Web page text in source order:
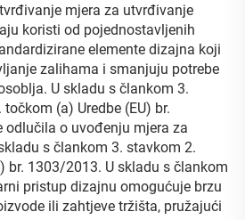
mjera za utvrđivanje
koristi od pojednostavljenih
elemente dizajna koji
zalihama i smanjuju potrebe
U skladu s člankom 3.
(a) Uredbe (EU) br.
o uvođenju mjera za
s člankom 3. stavkom 2.
br. 1303/2013. U skladu s člankom
pristup dizajnu omogućuje brzu
ili zahtjeve tržišta, pružajući